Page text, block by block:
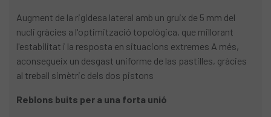
Augment de la rigidesa lateral amb un gruix de 5 mm del
nucli gràcies a l'optimització topològica, que millorant
l'estabilitat i la resposta en situacions extremes A més,
aconsegueix un desgast uniforme de las pastilles, gràcies
al treball simètric dels dos pistons
Reblons buits per a una forta unió